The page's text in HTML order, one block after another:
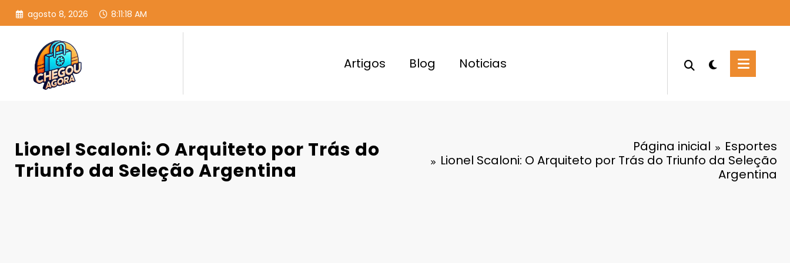
Pular
para
conteúdo
agosto 8, 2026 8:11:19 AM
Artigos Blog Noticias
Lionel Scaloni: O Arquiteto por Trás do
Triunfo da Seleção Argentina
Página inicial
Esportes
Lionel Scaloni: O Arquiteto por Trás do Triunfo da Seleção
Argentina